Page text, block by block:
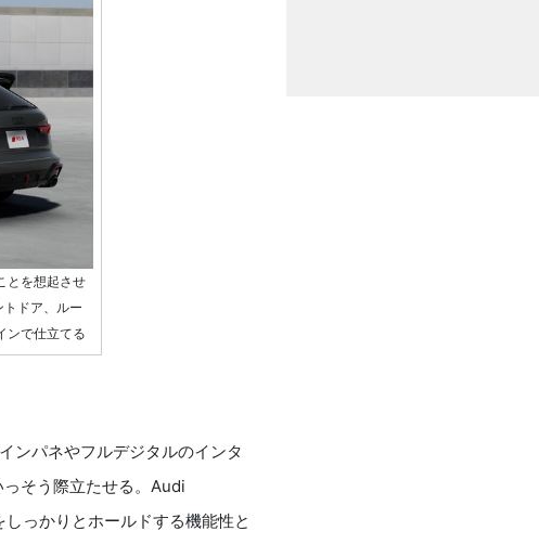
とを想起させ
ドア、ルー
ンで仕立てる
ンパネやフルデジタルのインタ
そう際立たせる。Audi
っかりとホールドする機能性と